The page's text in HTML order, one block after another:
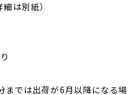
は別紙）
では出荷が6月以降になる